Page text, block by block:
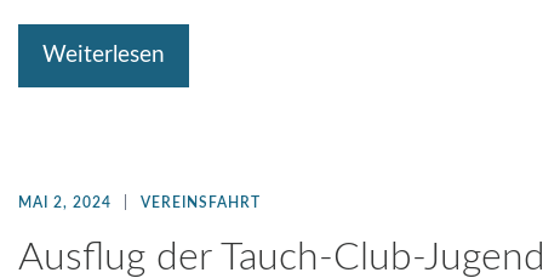
Weiterlesen
MAI 2, 2024 VEREINSFAHRT
Ausflug der Tauch-Club-